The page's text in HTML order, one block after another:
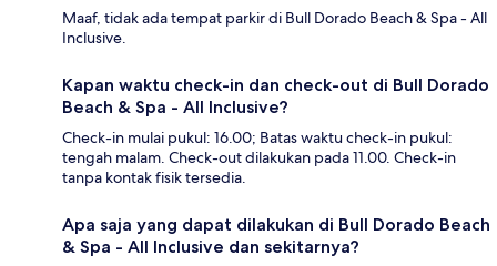
Maaf, tidak ada tempat parkir di Bull Dorado Beach & Spa - All
Inclusive.
Kapan waktu check-in dan check-out di Bull Dorado
Beach & Spa - All Inclusive?
Check-in mulai pukul: 16.00; Batas waktu check-in pukul:
tengah malam. Check-out dilakukan pada 11.00. Check-in
tanpa kontak fisik tersedia.
Apa saja yang dapat dilakukan di Bull Dorado Beach
& Spa - All Inclusive dan sekitarnya?